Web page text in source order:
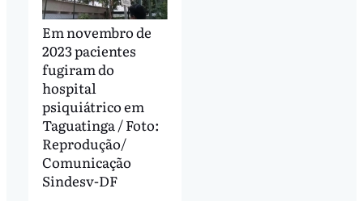
Em novembro de
2023 pacientes
fugiram do
hospital
psiquiátrico em
Taguatinga / Foto:
Reprodução/
Comunicação
Sindesv-DF